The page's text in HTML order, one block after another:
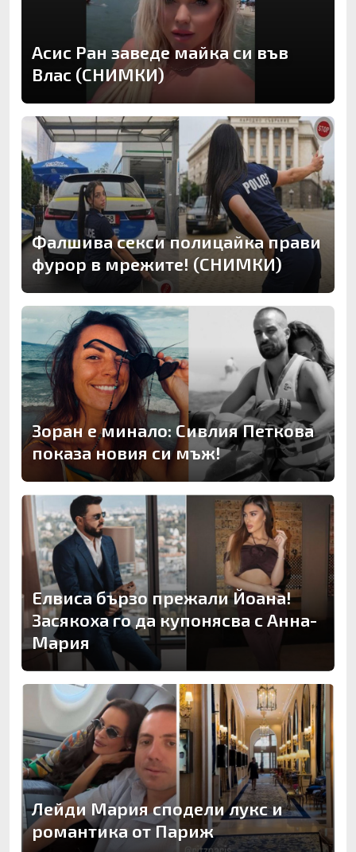
Асис Ран заведе майка си във
Влас (СНИМКИ)
Фалшива секси полицайка прави
фурор в мрежите! (СНИМКИ)
Зоран е минало: Сивлия Петкова
показа новия си мъж!
Елвиса бързо прежали Йоана!
Засякоха го да купонясва с Анна-
Мария
Лейди Мария сподели лукс и
романтика от Париж